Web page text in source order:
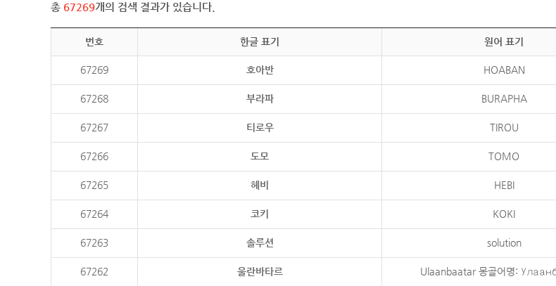
총 67269개의 검색 결과가 있습니다.
번호 한글 표기 원어 표기
67269 호아반 HOABAN
67268 부라파 BURAPHA
67267 티로우 TIROU
67266 도모 TOMO
67265 헤비 HEBI
67264 코키 KOKI
67263 솔루션 solution
67262 울란바타르 Ulaanbaatar 몽골어명: